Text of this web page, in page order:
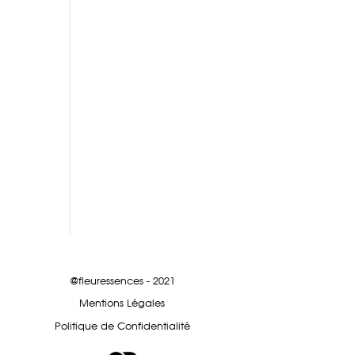
@fleuressences - 2021
Mentions Légales
Politique de Confidentialité